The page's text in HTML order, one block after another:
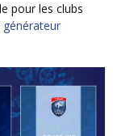
générateur